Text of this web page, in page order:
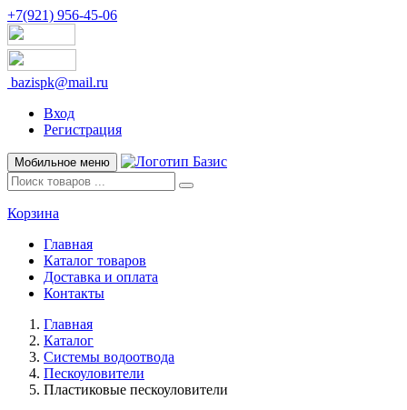
+7(921) 956-45-06
bazispk@mail.ru
Вход
Регистрация
Мобильное меню
Корзина
Главная
Каталог товаров
Доставка и оплата
Контакты
Главная
Каталог
Системы водоотвода
Пескоуловители
Пластиковые пескоуловители